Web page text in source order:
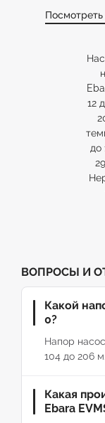
Посмотреть
12
до
ВОПРОСЫ И
Какой
0?
Напор
104 до 206 м.
Какая
Ebara